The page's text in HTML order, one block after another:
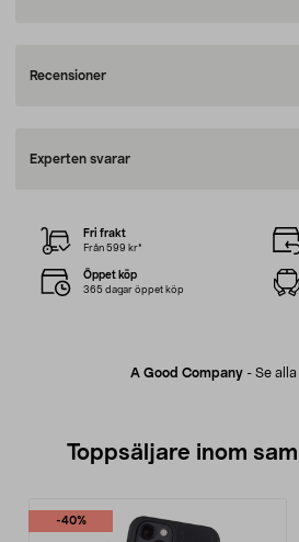
Recensioner
Experten svarar
A Good Company - Se
Fri frakt
Från 599 kr*
Öppet köp
365 dagar öppet köp
Toppsäljare inom
-40%